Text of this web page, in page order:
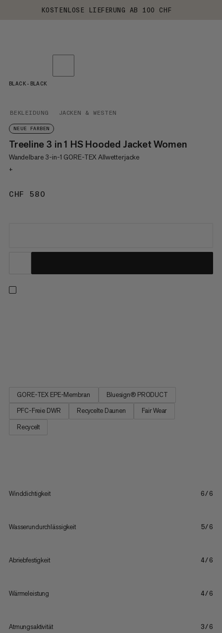
KOSTENLOSE LIEFERUNG AB 100 CHF
BEKLEIDUNG JACKEN & WESTEN
NEUE FARBEN
Treeline 3 in 1 HS Hooded Jacket Women
Wandelbare 3-in-1 GORE-TEX Allwetterjacke
+
CHF 580
BLACK-BLACK
GORE-TEX EPE-Membran
Bluesign® PRODUCT
PFC-Freie DWR
Recycelte Daunen
Fair Wear
Recycelt
Winddichtigkeit 6/6
Wasserundurchlässigkeit 5/6
Abriebfestigkeit 4/6
Wärmeleistung 4/6
Atmungsaktivität 3/6